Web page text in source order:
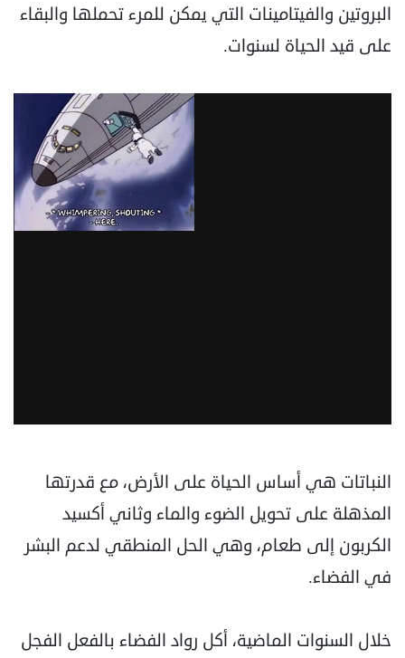
البروتين والفيتامينات التي يمكن ‏للمرء تحملها والبقاء
على قيد الحياة لسنوات.‏
النباتات هي أساس الحياة على الأرض، مع قدرتها
المذهلة على تحويل الضوء والماء وثاني أكسيد
الكربون إلى طعام، وهي الحل المنطقي لدعم البشر
في الفضاء.‏
خلال السنوات الماضية، أكل رواد الفضاء بالفعل الفجل